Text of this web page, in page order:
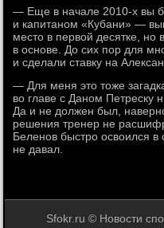
— Еще в начале 2010-х вы
и капитаном «Кубани» —
место в первой десятке, но
в основе. До сих пор для
и сделали ставку на
— Для меня это тоже
во главе с Даном Петреску
Да и не должен был,
решения тренер не
Беленов быстро освоился в
не давал.
Sfokr.ru © Новости